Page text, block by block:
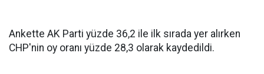
Ankette AK Parti yüzde 36,2 ile ilk sırada yer alırken
CHP'nin oy oranı yüzde 28,3 olarak kaydedildi.